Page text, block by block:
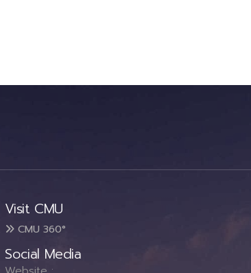
Visit CMU
CMU 360°
Social Media